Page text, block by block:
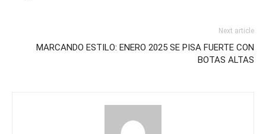
Next article
MARCANDO ESTILO: ENERO 2025 SE PISA FUERTE CON
BOTAS ALTAS